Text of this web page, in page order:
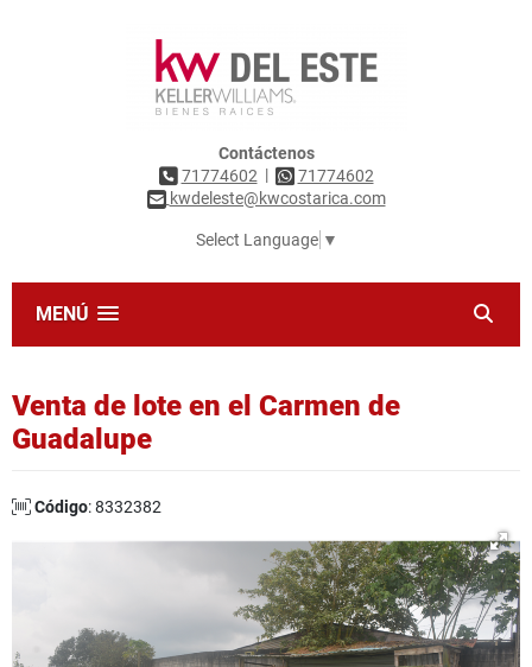
Contáctenos
71774602 |
71774602
kwdeleste@kwcostarica.com
Select Language ▼
MENÚ
Venta de lote en el Carmen de
Guadalupe
Código: 8332382